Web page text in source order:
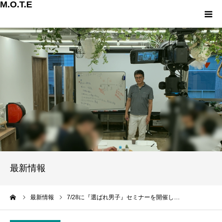
M.O.T.E
最新情報
最新情報 7/28に『選ばれ男子』セミナーを開催し…
ホーム
有料会員登録
メンバーログイン
会員専用ページ